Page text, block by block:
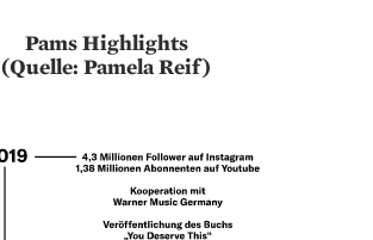
Pams Highlights
(Quelle: Pamela Reif)